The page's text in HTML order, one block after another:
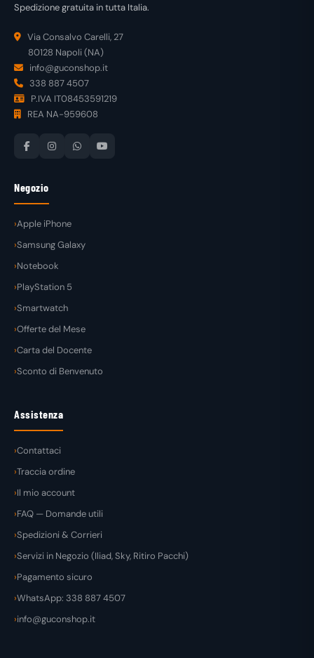
Spedizione gratuita in tutta Italia.
Via Consalvo Carelli, 27
80128 Napoli (NA)
info@guconshop.it
338 887 4507
P.IVA IT08453591219
REA NA-959608
Negozio
Apple iPhone
Samsung Galaxy
Notebook
PlayStation 5
Smartwatch
Offerte del Mese
Carta del Docente
Sconto di Benvenuto
Assistenza
Contattaci
Traccia ordine
Il mio account
FAQ — Domande utili
Spedizioni & Corrieri
Servizi in Negozio (Iliad, Sky, Ritiro Pacchi)
Pagamento sicuro
WhatsApp: 338 887 4507
info@guconshop.it